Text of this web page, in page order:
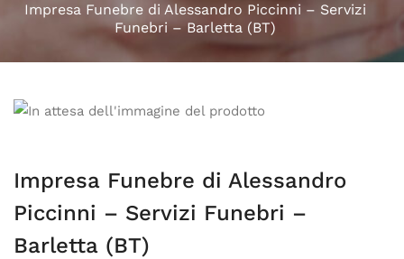
Impresa Funebre di Alessandro Piccinni – Servizi
Funebri – Barletta (BT)
Impresa Funebre di Alessandro
Piccinni – Servizi Funebri –
Barletta (BT)